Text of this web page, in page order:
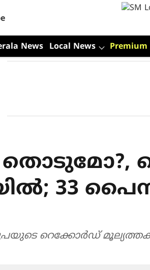
News Local News Premium
33
റെക്കോര്‍ഡ്